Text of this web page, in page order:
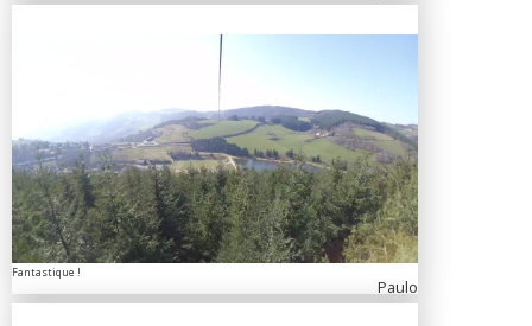
Fantastique !
Paulo